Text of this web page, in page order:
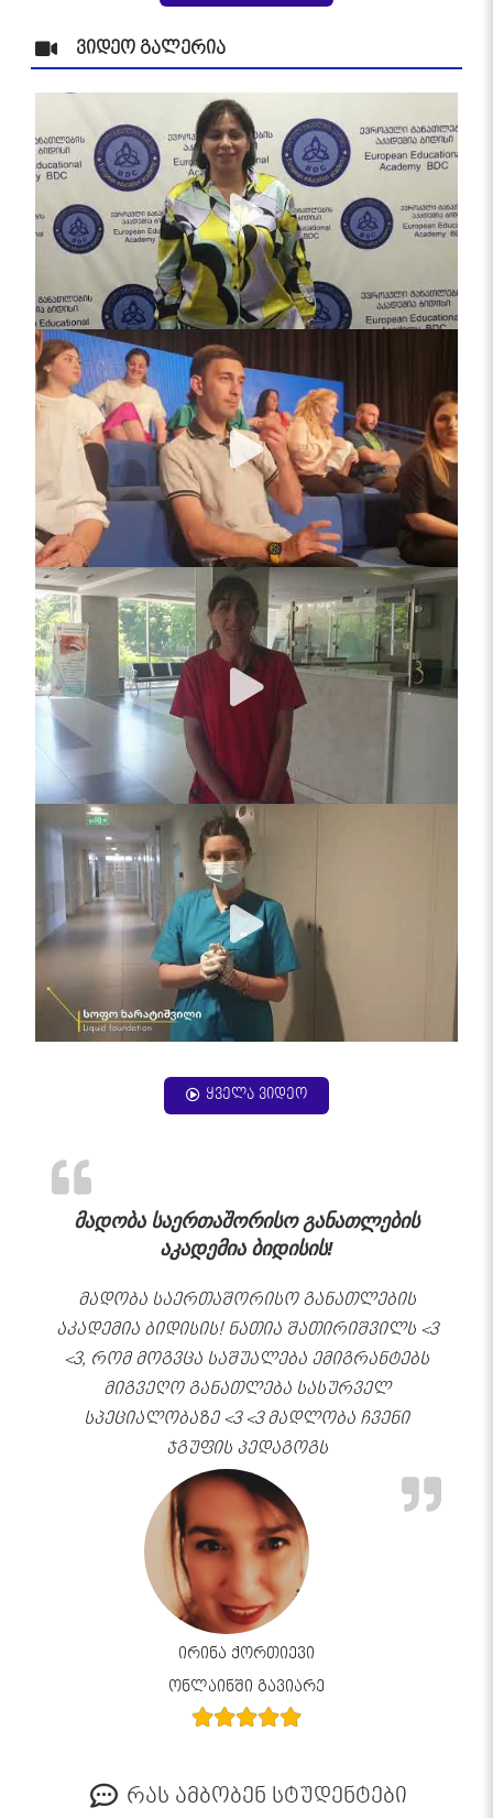
ვიდეო გალერია
ყველა ვიდეო
მადობა საერთაშორისო განათლების
აკადემია ბიდისის!
მადობა საერთაშორისო განათლების
აკადემია ბიდისის! ნათია შათირიშვილს <3
<3, რომ მოგვცა საშუალება ემიგრანტებს
მიგვეღო განათლება სასურველ
სპეციალობაზე <3 <3 მადლობა ჩვენი
ჯგუფის პედაგოგს
ირინა ქორთიევი
ონლაინში გავიარე
რას ამბობენ სტუდენტები